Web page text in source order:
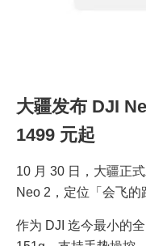
大疆发布 DJI
1499 元起
10 月 30 日，大疆正
Neo 2，定位「会飞的
作为 DJI 迄今最小的